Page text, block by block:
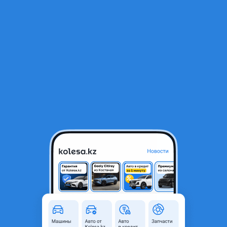
Опора двигателя левая
Алматы, Алматинская